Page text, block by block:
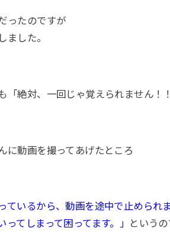
ったのですが
ました。
「絶対、一回じゃ覚えられません！
に動画を撮ってあげたところ
ているから、動画を途中で止められ
てしまって困ってます。」
というの